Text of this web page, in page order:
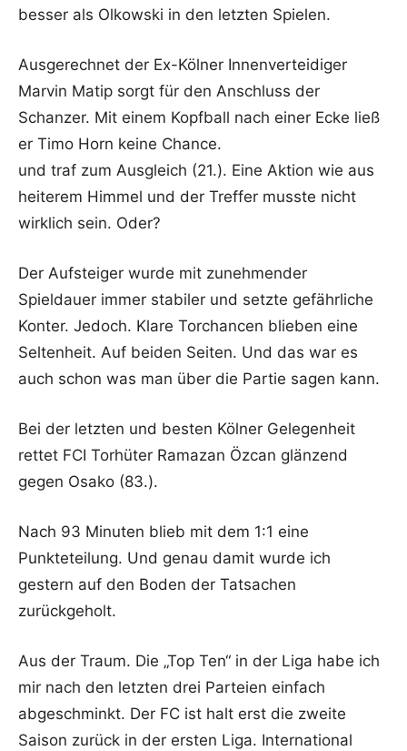
besser als Olkowski in den letzten Spielen.
Ausgerechnet der Ex-Kölner Innenverteidiger
Marvin Matip sorgt für den Anschluss der
Schanzer. Mit einem Kopfball nach einer Ecke ließ
er Timo Horn keine Chance.
und traf zum Ausgleich (21.). Eine Aktion wie aus
heiterem Himmel und der Treffer musste nicht
wirklich sein. Oder?
Der Aufsteiger wurde mit zunehmender
Spieldauer immer stabiler und setzte gefährliche
Konter. Jedoch. Klare Torchancen blieben eine
Seltenheit. Auf beiden Seiten. Und das war es
auch schon was man über die Partie sagen kann.
Bei der letzten und besten Kölner Gelegenheit
rettet FCI Torhüter Ramazan Özcan glänzend
gegen Osako (83.).
Nach 93 Minuten blieb mit dem 1:1 eine
Punkteteilung. Und genau damit wurde ich
gestern auf den Boden der Tatsachen
zurückgeholt.
Aus der Traum. Die „Top Ten“ in der Liga habe ich
mir nach den letzten drei Parteien einfach
abgeschminkt. Der FC ist halt erst die zweite
Saison zurück in der ersten Liga. International